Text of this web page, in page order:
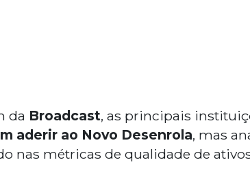
da Broadcast, as principais
aderir ao Novo Desenrola, mas
nas métricas de qualidade de